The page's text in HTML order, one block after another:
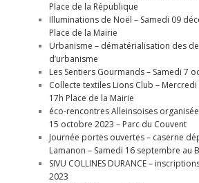
Place de la République
Illuminations de Noël – Samedi 09
Place de la Mairie
Urbanisme – dématérialisation des
d’urbanisme
Les Sentiers Gourmands – Samedi 7
Collecte textiles Lions Club –
17h Place de la Mairie
éco-rencontres Alleinsoises
15 octobre 2023 – Parc du Couvent
Journée portes ouvertes – caserne
Lamanon – Samedi 16 septembre au
SIVU COLLINES DURANCE –
2023